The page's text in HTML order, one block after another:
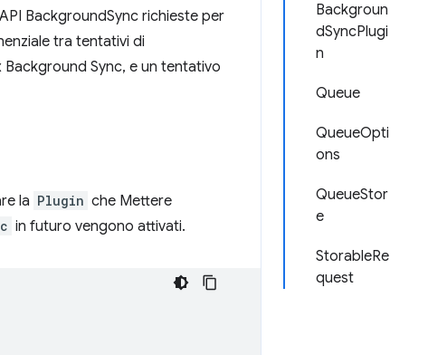
Backgroun
dSyncPlugi
n
Queue
QueueOpti
ons
QueueStor
e
StorableRe
quest
BackgroundSync richieste per
tra tentativi di
Sync, e un tentativo
la Plugin che Mettere
in futuro vengono attivati.